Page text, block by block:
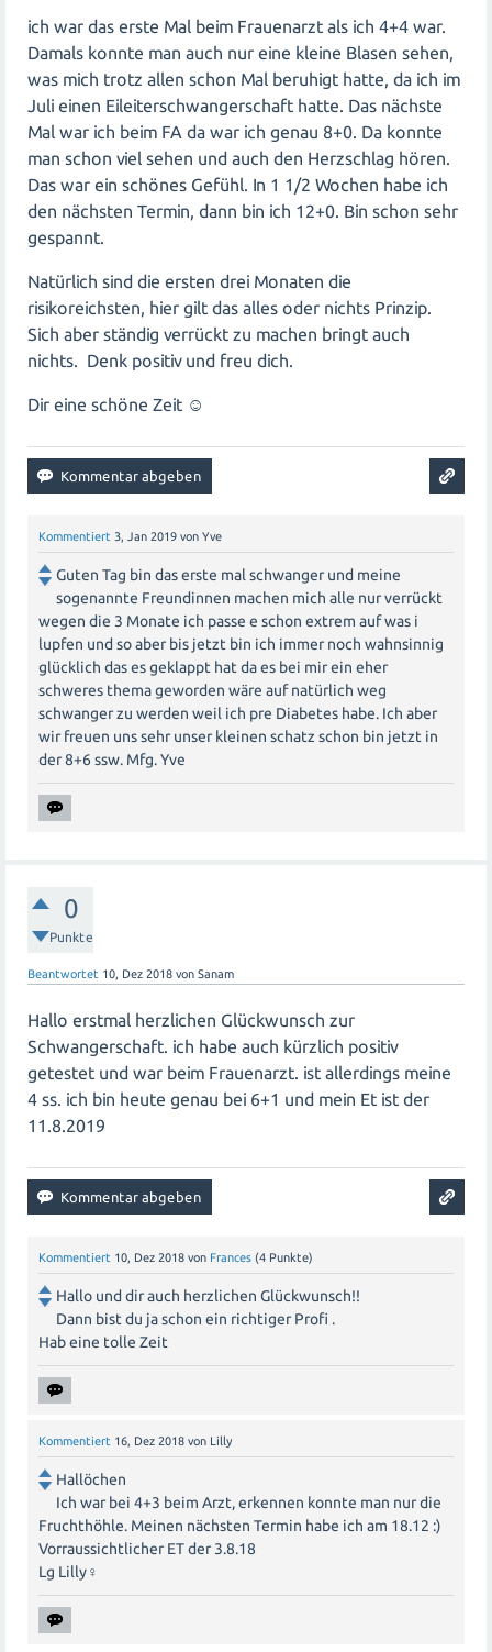
ich war das erste Mal beim Frauenarzt als ich 4+4 war.
Damals konnte man auch nur eine kleine Blasen sehen,
was mich trotz allen schon Mal beruhigt hatte, da ich im
Juli einen Eileiterschwangerschaft hatte. Das nächste
Mal war ich beim FA da war ich genau 8+0. Da konnte
man schon viel sehen und auch den Herzschlag hören.
Das war ein schönes Gefühl. In 1 1/2 Wochen habe ich
den nächsten Termin, dann bin ich 12+0. Bin schon sehr
gespannt.
Natürlich sind die ersten drei Monaten die
risikoreichsten, hier gilt das alles oder nichts Prinzip.
Sich aber ständig verrückt zu machen bringt auch
nichts. Denk positiv und freu dich.
Dir eine schöne Zeit ☺
Kommentiert 3, Jan 2019 von Yve
Guten Tag bin das erste mal schwanger und meine
sogenannte Freundinnen machen mich alle nur verrückt
wegen die 3 Monate ich passe e schon extrem auf was i
lupfen und so aber bis jetzt bin ich immer noch wahnsinnig
glücklich das es geklappt hat da es bei mir ein eher
schweres thema geworden wäre auf natürlich weg
schwanger zu werden weil ich pre Diabetes habe. Ich aber
wir freuen uns sehr unser kleinen schatz schon bin jetzt in
der 8+6 ssw. Mfg. Yve
0
Punkte
Beantwortet 10, Dez 2018 von Sanam
Hallo erstmal herzlichen Glückwunsch zur
Schwangerschaft. ich habe auch kürzlich positiv
getestet und war beim Frauenarzt. ist allerdings meine
4 ss. ich bin heute genau bei 6+1 und mein Et ist der
11.8.2019
Kommentiert 10, Dez 2018 von Frances (4 Punkte)
Hallo und dir auch herzlichen Glückwunsch!!
Dann bist du ja schon ein richtiger Profi .
Hab eine tolle Zeit
Kommentiert 16, Dez 2018 von Lilly
Hallöchen
Ich war bei 4+3 beim Arzt, erkennen konnte man nur die
Fruchthöhle. Meinen nächsten Termin habe ich am 18.12 :)
Vorraussichtlicher ET der 3.8.18
Lg Lilly‍♀️